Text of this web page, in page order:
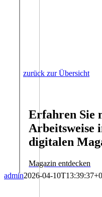
zurück zur Übersicht
Erfahren Sie
Arbeitsweise
digitalen
Magazin entdecken
admin2026-04-